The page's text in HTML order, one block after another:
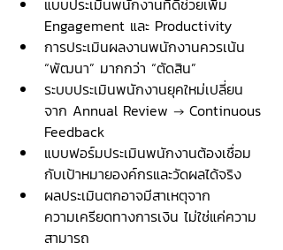
แบบประเมินพนักงานที่ดีช่วยเพิ่ม
Engagement และ Productivity
การประเมินผลงานพนักงานควรเน้น
“พัฒนา” มากกว่า “ตัดสิน”
ระบบประเมินพนักงานยุคใหม่เปลี่ยน
จาก Annual Review → Continuous
Feedback
แบบฟอร์มประเมินพนักงานต้องเชื่อม
กับเป้าหมายองค์กรและวัดผลได้จริง
ผลประเมินตกอาจมีสาเหตุจาก
ความเครียดทางการเงิน ไม่ใช่แค่ความ
สามารถ